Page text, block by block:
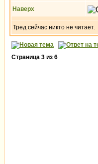
Наверх
Тред сейчас никто не читает.
Страница 3 из 6